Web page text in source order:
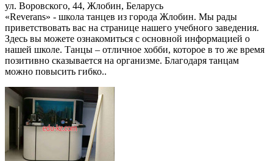
ул. Воровского, 44, Жлобин, Беларусь
«Reverans» - школа танцев из города Жлобин. Мы рады
приветствовать вас на странице нашего учебного заведения.
Здесь вы можете ознакомиться с основной информацией о
нашей школе. Танцы – отличное хобби, которое в то же время
позитивно сказывается на организме. Благодаря танцам
можно повысить гибко..